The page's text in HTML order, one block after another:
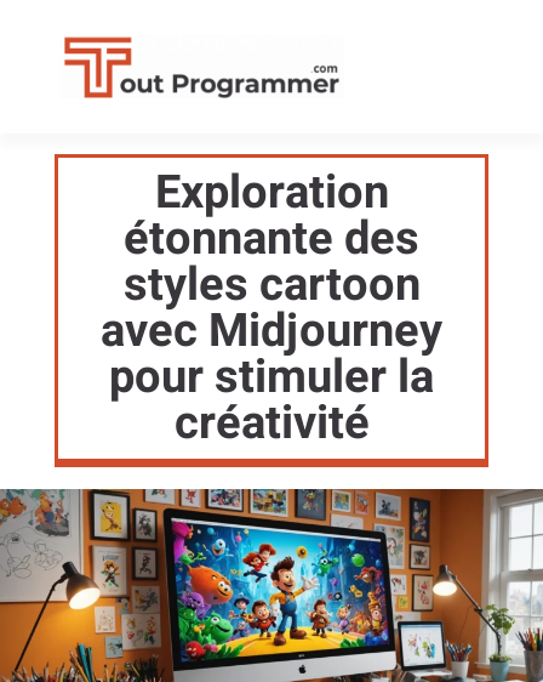
Exploration
étonnante des
styles cartoon
avec Midjourney
pour stimuler la
créativité